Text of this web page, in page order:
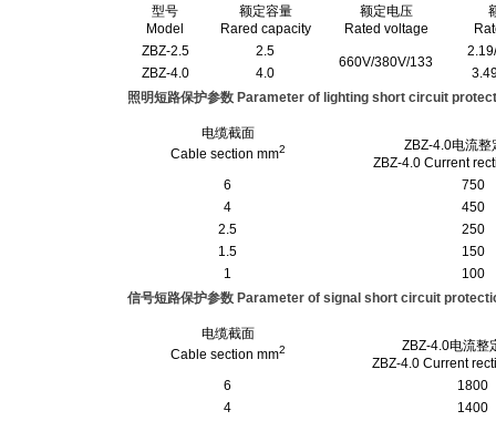
型号
Model
额定容量
Rared capacity
额定电压
Rated voltage
ZBZ-2.5
2.5
660V/380V/133
ZBZ-4.0
4.0
照明短路保护参数 Parameter of lighting short circuit
电缆截面
Cable section mm2
ZBZ-4.0电流整
ZBZ-4.0 Current
6
750
4
450
2.5
250
1.5
150
1
100
信号短路保护参数 Parameter of signal short circuit
电缆截面
Cable section mm2
ZBZ-4.0电流整
ZBZ-4.0 Current
6
1800
4
1400